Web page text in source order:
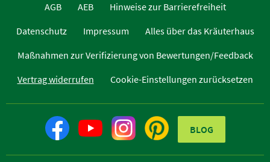
AGB
AEB
Hinweise zur Barrierefreiheit
Datenschutz
Impressum
Alles über das Kräuterhaus
Maßnahmen zur Verifizierung von Bewertungen/Feedback
Vertrag widerrufen
Cookie-Einstellungen zurücksetzen
BLOG